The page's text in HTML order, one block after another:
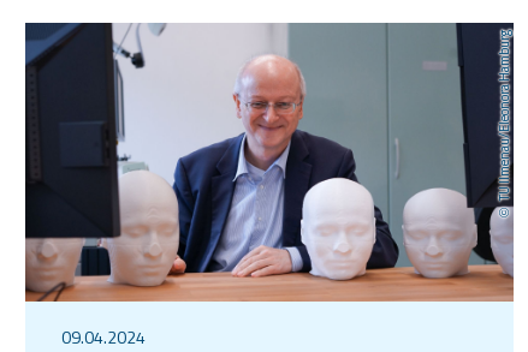
TU Ilmenau/Eleonora Hamburg
09.04.2024